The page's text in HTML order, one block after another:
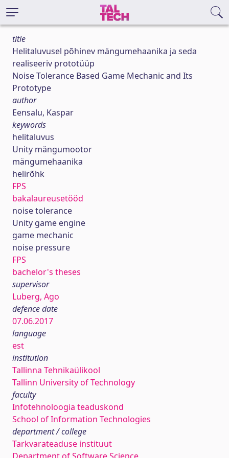
title
Helitaluvusel põhinev mängumehaanika ja seda
realiseeriv prototüüp
Noise Tolerance Based Game Mechanic and Its
Prototype
author
Eensalu, Kaspar
keywords
helitaluvus
Unity mängumootor
mängumehaanika
helirõhk
FPS
bakalaureusetööd
noise tolerance
Unity game engine
game mechanic
noise pressure
FPS
bachelor's theses
supervisor
Luberg, Ago
defence date
07.06.2017
language
est
institution
Tallinna Tehnikaülikool
Tallinn University of Technology
faculty
Infotehnoloogia teaduskond
School of Information Technologies
department / college
Tarkvarateaduse instituut